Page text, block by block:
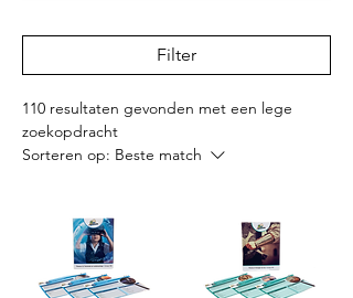
Filter
110 resultaten gevonden met een lege
zoekopdracht
Sorteren op: Beste match